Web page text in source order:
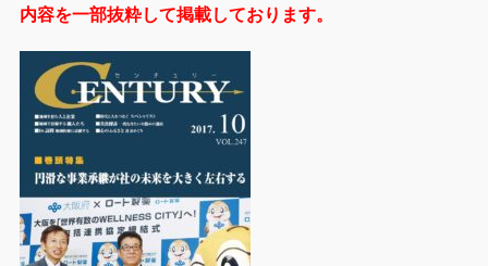
内容を一部抜粋して掲載しております。